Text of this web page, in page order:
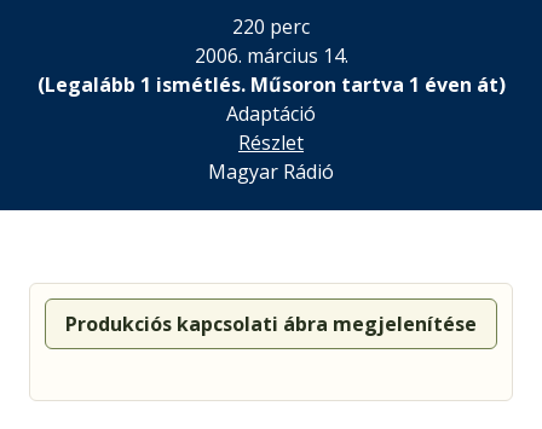
220 perc
2006. március 14.
(Legalább 1 ismétlés. Műsoron tartva 1 éven át)
Adaptáció
Részlet
Magyar Rádió
Produkciós kapcsolati ábra megjelenítése